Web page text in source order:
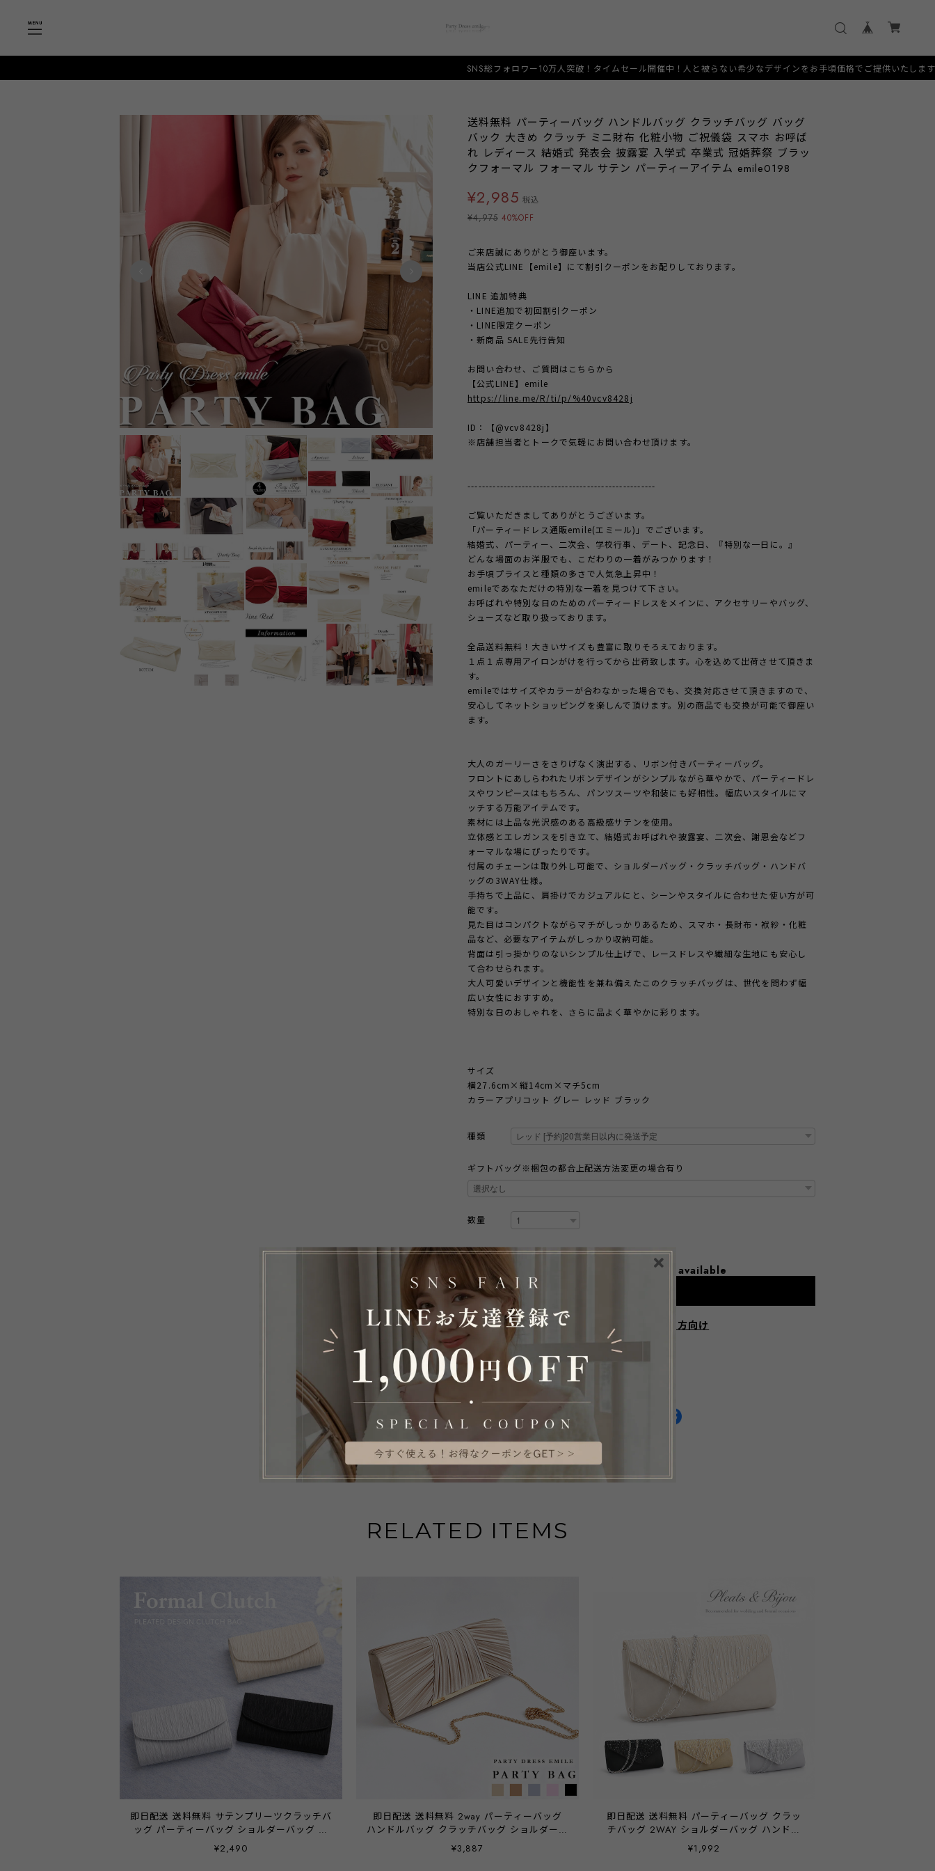
SNS総フォロワー10万人突破！タイムセール開催中！人と被らない希少なデザインをお手頃価格でご提供いたします。
送料無料 パーティーバッグ ハンドルバッグ クラッチバッグ バッグ
バック 大きめ クラッチ ミニ財布 化粧小物 ご祝儀袋 スマホ お呼ば
れ レディース 結婚式 発表会 披露宴 入学式 卒業式 冠婚葬祭 ブラッ
クフォーマル フォーマル サテン パーティーアイテム emile0198
¥2,985 税込
¥4,975 40%OFF
ご来店誠にありがとう御座います。
当店公式LINE【emile】にて割引クーポンをお配りしております。
LINE 追加特典
・LINE追加で初回割引クーポン
・LINE限定クーポン
・新商品 SALE先行告知
お問い合わせ、ご質問はこちらから
【公式LINE】emile
https://line.me/R/ti/p/%40vcv8428j
ID：【@vcv8428j】
※店舗担当者とトークで気軽にお問い合わせ頂けます。
----------------------------------------------------
ご覧いただきましてありがとうございます。
「パーティードレス通販emile(エミール)」でございます。
結婚式、パーティー、二次会、学校行事、デート、記念日、『特別な一日に。』
どんな場面のお洋服でも、こだわりの一着がみつかります！
お手頃プライスと種類の多さで人気急上昇中！
emileであなただけの特別な一着を見つけて下さい。
お呼ばれや特別な日のためのパーティードレスをメインに、アクセサリーやバッグ、
シューズなど取り扱っております。
全品送料無料！大きいサイズも豊富に取りそろえております。
１点１点専用アイロンがけを行ってから出荷致します。心を込めて出荷させて頂きま
す。
emileではサイズやカラーが合わなかった場合でも、交換対応させて頂きますので、
安心してネットショッピングを楽しんで頂けます。別の商品でも交換が可能で御座い
ます。
大人のガーリーさをさりげなく演出する、リボン付きパーティーバッグ。
フロントにあしらわれたリボンデザインがシンプルながら華やかで、パーティードレ
スやワンピースはもちろん、パンツスーツや和装にも好相性。幅広いスタイルにマ
ッチする万能アイテムです。
素材には上品な光沢感のある高級感サテンを使用。
立体感とエレガンスを引き立て、結婚式お呼ばれや披露宴、二次会、謝恩会などフ
ォーマルな場にぴったりです。
付属のチェーンは取り外し可能で、ショルダーバッグ・クラッチバッグ・ハンドバ
ッグの3WAY仕様。
手持ちで上品に、肩掛けでカジュアルにと、シーンやスタイルに合わせた使い方が可
能です。
見た目はコンパクトながらマチがしっかりあるため、スマホ・長財布・袱紗・化粧
品など、必要なアイテムがしっかり収納可能。
背面は引っ掛かりのないシンプル仕上げで、レースドレスや繊細な生地にも安心し
て合わせられます。
大人可愛いデザインと機能性を兼ね備えたこのクラッチバッグは、世代を問わず幅
広い女性におすすめ。
特別な日のおしゃれを、さらに品よく華やかに彩ります。
サイズ
横27.6cm×縦14cm×マチ5cm
カラーアプリコット グレー レッド ブラック
種類
ギフトバッグ※梱包の都合上配送方法変更の場合有り
数量
International shipping available
日本国内にお住まいの方向け
RELATED ITEMS
即日配送 送料無料 サテンプリーツクラッチバ
ッグ パーティーバッグ ショルダーバッグ ス
クエア ミニ 斜めがけ 肩掛け チェーン 2way
レディース 結婚式 お呼ばれ 二次会 披露宴
¥2,490
即日配送 送料無料 2way パーティーバッグ
ハンドルバッグ クラッチバッグ ショルダーバ
ッグ バッグ バック 大きめ クラッチ 化粧小
物 ご祝儀袋 スマホ お呼ばれ お呼ばれドレス
¥3,887
即日配送 送料無料 パーティーバッグ クラッ
チバッグ 2WAY ショルダーバッグ ハンドバ
ッグ 結婚式 披露宴 二次会 お呼ばれ 演奏会
同窓会 女子会 お呼ばれ 他と被らない レディ
¥1,992